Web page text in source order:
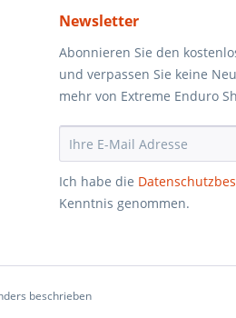
Newsletter
Abonnieren Sie den
und verpassen Sie keine
mehr von Extreme Enduro
Ich habe die
Kenntnis genommen.
beschrieben